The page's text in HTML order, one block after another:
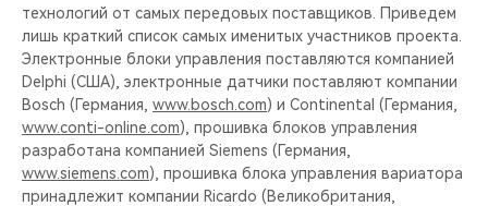
технологий от самых передовых поставщиков. Приведем
лишь краткий список самых именитых участников проекта.
Электронные блоки управления поставляются компанией
Delphi (США), электронные датчики поставляют компании
Bosch (Германия, www.bosch.com) и Continental (Германия,
www.conti-online.com), прошивка блоков управления
разработана компанией Siemens (Германия,
www.siemens.com), прошивка блока управления вариатора
принадлежит компании Ricardo (Великобритания,